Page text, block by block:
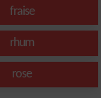
fraise
rhum
rose